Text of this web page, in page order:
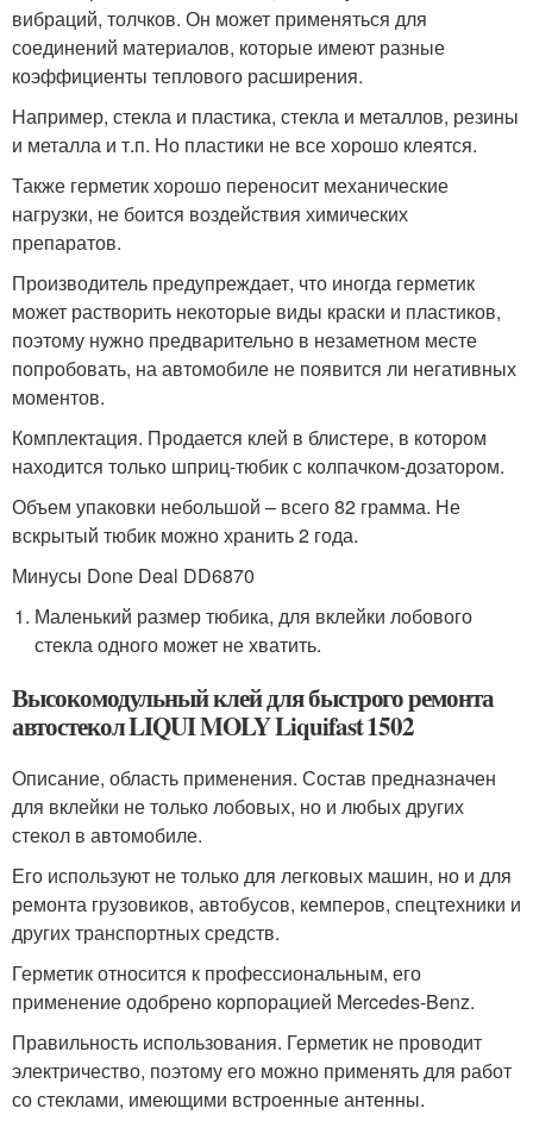
вибраций, толчков. Он может применяться для
соединений материалов, которые имеют разные
коэффициенты теплового расширения.
Например, стекла и пластика, стекла и металлов, резины
и металла и т.п. Но пластики не все хорошо клеятся.
Также герметик хорошо переносит механические
нагрузки, не боится воздействия химических
препаратов.
Производитель предупреждает, что иногда герметик
может растворить некоторые виды краски и пластиков,
поэтому нужно предварительно в незаметном месте
попробовать, на автомобиле не появится ли негативных
моментов.
Комплектация. Продается клей в блистере, в котором
находится только шприц-тюбик с колпачком-дозатором.
Объем упаковки небольшой – всего 82 грамма. Не
вскрытый тюбик можно хранить 2 года.
Минусы Done Deal DD6870
Маленький размер тюбика, для вклейки лобового
стекла одного может не хватить.
Высокомодульный клей для быстрого ремонта
автостекол LIQUI MOLY Liquifast 1502
Описание, область применения. Состав предназначен
для вклейки не только лобовых, но и любых других
стекол в автомобиле.
Его используют не только для легковых машин, но и для
ремонта грузовиков, автобусов, кемперов, спецтехники и
других транспортных средств.
Герметик относится к профессиональным, его
применение одобрено корпорацией Mercedes-Benz.
Правильность использования. Герметик не проводит
электричество, поэтому его можно применять для работ
со стеклами, имеющими встроенные антенны.